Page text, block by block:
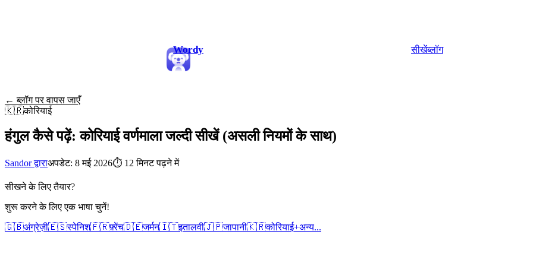
Wordy सीखेंब्लॉग
← ब्लॉग पर वापस जाएँ
🇰🇷कोरियाई
हंगुल कैसे पढ़ें: कोरियाई वर्णमाला जल्दी सीखें (असली नियमों के साथ)
Sandor द्वाराअपडेट: 8 मई 2026⏱ 12 मिनट पढ़ने में
सीखने के लिए तैयार?
शुरू करने के लिए एक भाषा चुनें!
🇬🇧अंग्रेज़ी🇪🇸स्पेनिश🇫🇷फ़्रेंच🇩🇪जर्मन🇮🇹इतालवी🇯🇵जापानी🇰🇷कोरियाई+अन्य...